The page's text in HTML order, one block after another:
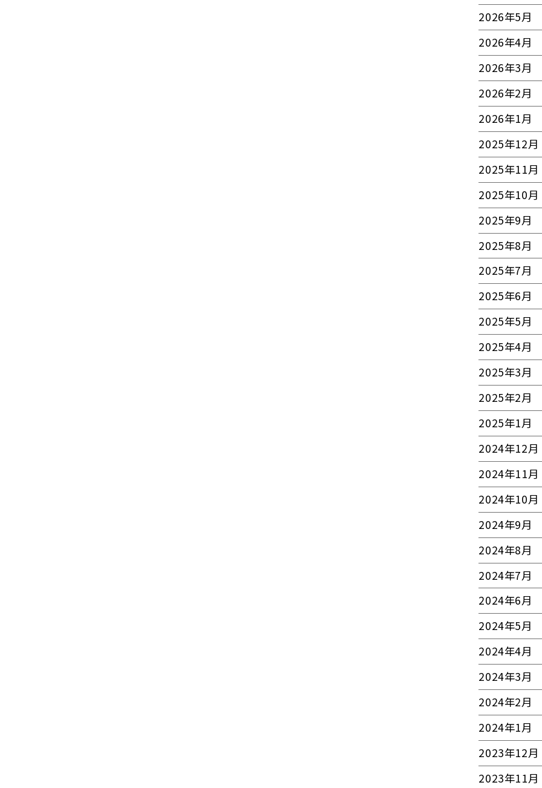
2026年5月
2026年4月
2026年3月
2026年2月
2026年1月
2025年12月
2025年11月
2025年10月
2025年9月
2025年8月
2025年7月
2025年6月
2025年5月
2025年4月
2025年3月
2025年2月
2025年1月
2024年12月
2024年11月
2024年10月
2024年9月
2024年8月
2024年7月
2024年6月
2024年5月
2024年4月
2024年3月
2024年2月
2024年1月
2023年12月
2023年11月